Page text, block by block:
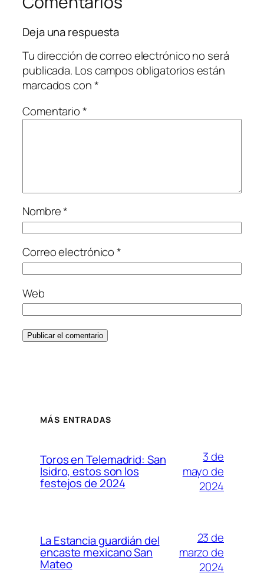
Deja una respuesta
Tu dirección de correo electrónico no será
publicada. Los campos obligatorios están
marcados con*
Comentario*
Nombre*
Correo electrónico*
Web
MÁS ENTRADAS
Toros en Telemadrid: San
Isidro, estos son los
festejos de 2024
3 de
mayo de
2024
La Estancia guardián del
encaste mexicano San
Mateo
23 de
marzo de
2024